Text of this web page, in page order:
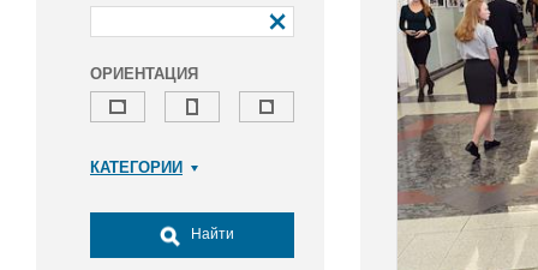
ОРИЕНТАЦИЯ
КАТЕГОРИИ
Досуг, туризм и отдых
Культура
Найти